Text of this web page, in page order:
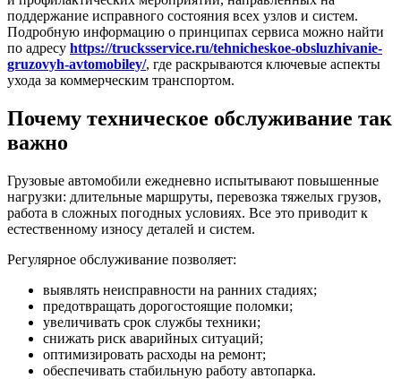
поддержание исправного состояния всех узлов и систем.
Подробную информацию о принципах сервиса можно найти
по адресу https://trucksservice.ru/tehnicheskoe-obsluzhivanie-
gruzovyh-avtomobiley/, где раскрываются ключевые аспекты
ухода за коммерческим транспортом.
Почему техническое обслуживание так
важно
Грузовые автомобили ежедневно испытывают повышенные
нагрузки: длительные маршруты, перевозка тяжелых грузов,
работа в сложных погодных условиях. Все это приводит к
естественному износу деталей и систем.
Регулярное обслуживание позволяет:
выявлять неисправности на ранних стадиях;
предотвращать дорогостоящие поломки;
увеличивать срок службы техники;
снижать риск аварийных ситуаций;
оптимизировать расходы на ремонт;
обеспечивать стабильную работу автопарка.